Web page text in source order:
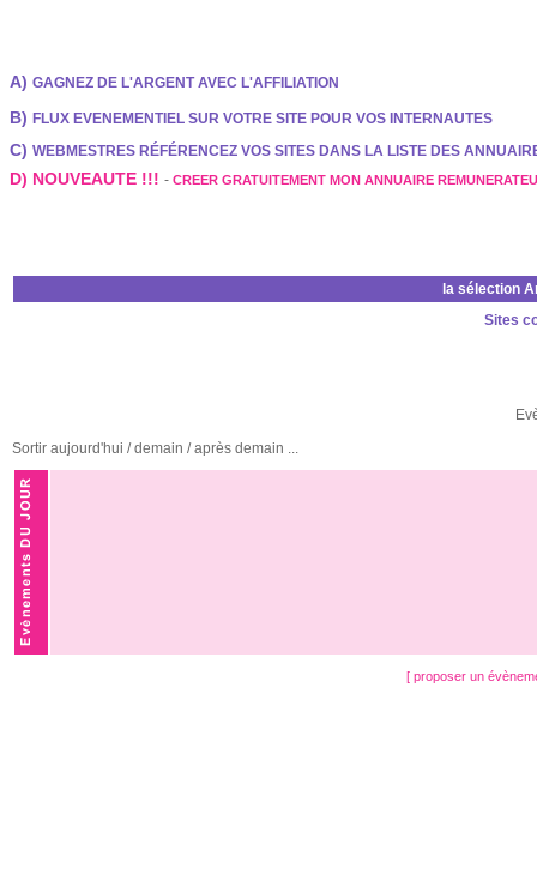
A) GAGNEZ DE L'ARGENT AVEC L'AFFILIATION
B) FLUX EVENEMENTIEL SUR VOTRE SITE POUR VOS INTERNAUTES
C) WEBMESTRES RÉFÉRENCEZ VOS SITES DANS LA LISTE DES
D) NOUVEAUTE !!! - CREER GRATUITEMENT MON ANNUAIRE
la sélection
Sites
Sortir aujourd'hui / demain / après demain ...
[ proposer un